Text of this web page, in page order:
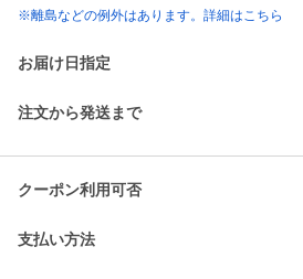
※離島などの例外はあります。詳細はこちら
お届け日指定
注文から発送まで
クーポン利用可否
支払い方法